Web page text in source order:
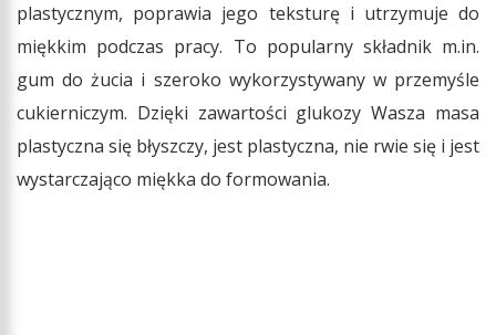
plastycznym, poprawia jego teksturę i utrzymuje do
miękkim podczas pracy. To popularny składnik m.in.
gum do żucia i szeroko wykorzystywany w przemyśle
cukierniczym. Dzięki zawartości glukozy Wasza masa
plastyczna się błyszczy, jest plastyczna, nie rwie się i jest
wystarczająco miękka do formowania.